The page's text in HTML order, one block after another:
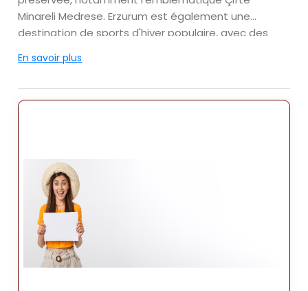
Minareli Medrese. Erzurum est également une
destination de sports d'hiver populaire, avec des
entier.
est célèbre pour ses paysages naturels
arménienne d'Akdamar, réputée pour ses sculptures
en pierre complexes. Le lac de Van est une
attraction majeure, offrant des possibilités
d'excursions en bateau et d'exploration de la
pittoresque île d'Akdamar.
- Kars : Kars est connue pour son architecture
médiévale et sa riche histoire. La ville abrite
En savoir plus